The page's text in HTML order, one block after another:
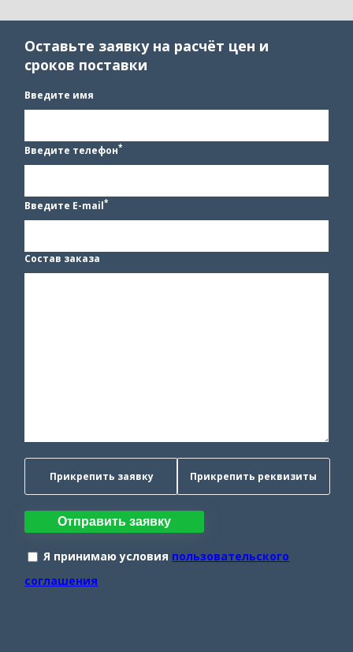
Оставьте заявку на расчёт цен и
сроков поставки
Введите имя
Введите телефон*
Введите E-mail*
Состав заказа
Прикрепить заявку Прикрепить реквизиты
Отправить заявку
Я принимаю условия пользовательского
соглашения